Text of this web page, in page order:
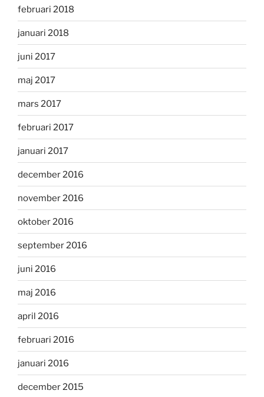
februari 2018
januari 2018
juni 2017
maj 2017
mars 2017
februari 2017
januari 2017
december 2016
november 2016
oktober 2016
september 2016
juni 2016
maj 2016
april 2016
februari 2016
januari 2016
december 2015